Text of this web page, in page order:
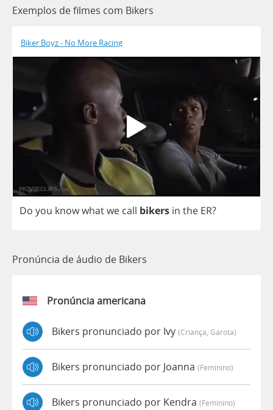
Exemplos de filmes com Bikers
Biker Boyz - No More Racing
Do you knowwhatwe call bikers in the ER?
Pronúncia de áudio de Bikers
Pronúncia americana
Bikers pronunciado por Ivy (criança, Garota)
Bikers pronunciado por Joanna (feminino)
Bikers pronunciado por Kendra (feminino)